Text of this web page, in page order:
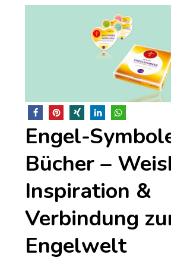
Engel-
Bücher –
Inspiration &
Verbindung
Engelwelt